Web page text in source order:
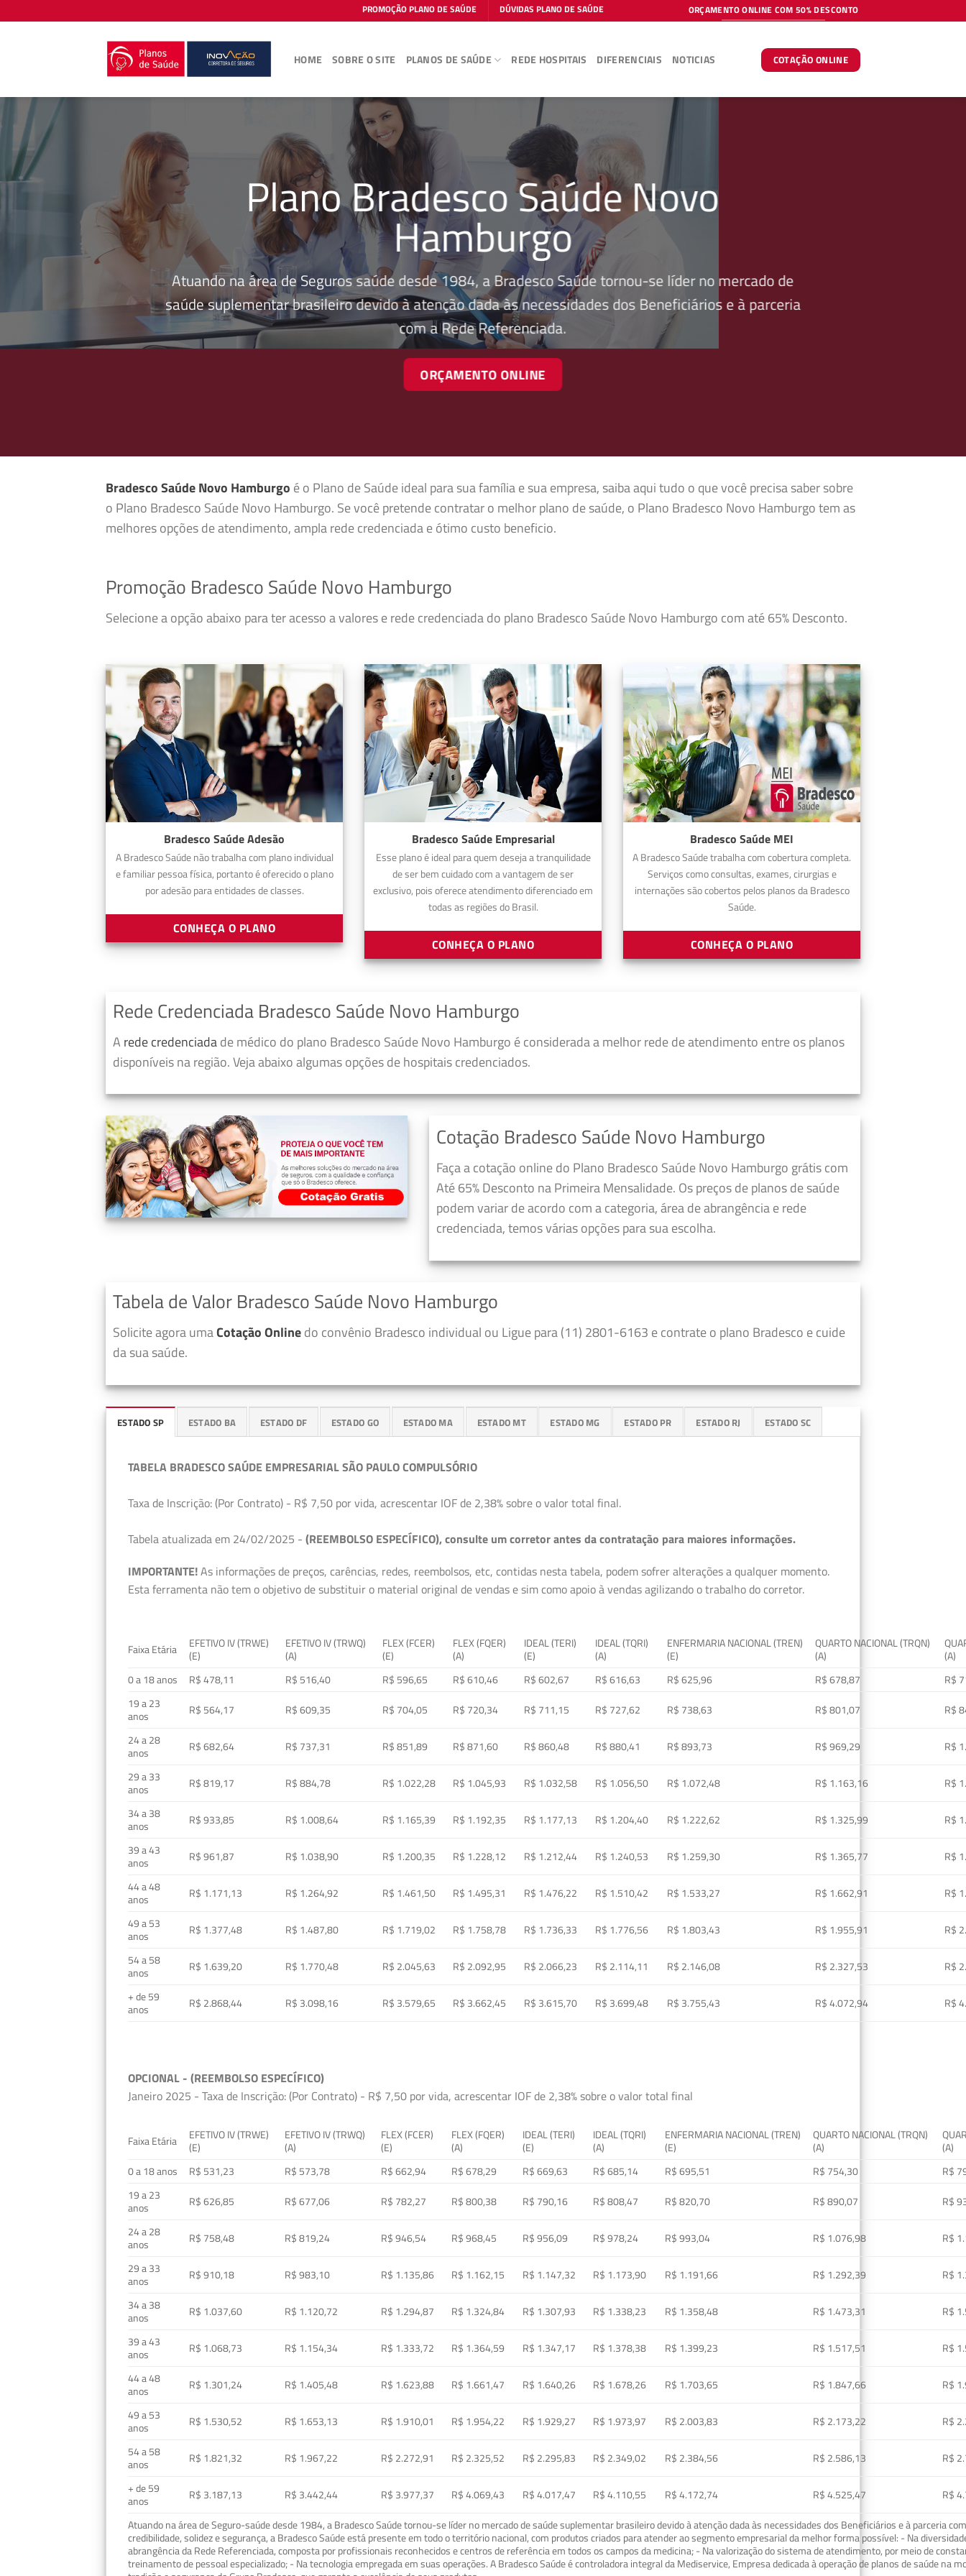
to
PROMOÇÃO PLANO DE SAÚDE DÚVIDAS PLANO DE SAÚDE ORÇAMENTO ONLINE COM 50% DESCONTO
HOME SOBRE O SITE PLANOS DE SAÚDE REDE HOSPITAIS DIFERENCIAIS NOTICIAS COTAÇÃO ONLINE
Plano Bradesco Saúde Novo
Hamburgo
Atuando na área de Seguros saúde desde 1984, a Bradesco Saúde tornou-se líder no mercado de
saúde suplementar brasileiro devido à atenção dada às necessidades dos Beneficiários e à parceria
com a Rede Referenciada.
ORÇAMENTO ONLINE
Bradesco Saúde Novo Hamburgo é o Plano de Saúde ideal para sua família e sua empresa, saiba aqui tudo o que você precisa saber sobre
o Plano Bradesco Saúde Novo Hamburgo. Se você pretende contratar o melhor plano de saúde, o Plano Bradesco Novo Hamburgo tem as
melhores opções de atendimento, ampla rede credenciada e ótimo custo beneficio.
Promoção Bradesco Saúde Novo Hamburgo
Selecione a opção abaixo para ter acesso a valores e rede credenciada do plano Bradesco Saúde Novo Hamburgo com até 65% Desconto.
Bradesco Saúde Adesão
A Bradesco Saúde não trabalha com plano individual
e familiar pessoa física, portanto é oferecido o plano
por adesão para entidades de classes.
CONHEÇA O PLANO
Bradesco Saúde Empresarial
Esse plano é ideal para quem deseja a tranquilidade
de ser bem cuidado com a vantagem de ser
exclusivo, pois oferece atendimento diferenciado em
todas as regiões do Brasil.
CONHEÇA O PLANO
Bradesco Saúde MEI
A Bradesco Saúde trabalha com cobertura completa.
Serviços como consultas, exames, cirurgias e
internações são cobertos pelos planos da Bradesco
Saúde.
CONHEÇA O PLANO
Rede Credenciada Bradesco Saúde Novo Hamburgo
A rede credenciadade médico do plano Bradesco Saúde Novo Hamburgo é considerada a melhor rede de atendimento entre os planos
disponíveis na região. Veja abaixo algumas opções de hospitais credenciados.
Cotação Bradesco Saúde Novo Hamburgo
Faça a cotação online do Plano Bradesco Saúde Novo Hamburgo grátis com
Até 65% Desconto na Primeira Mensalidade. Os preços de planos de saúde
podem variar de acordo com a categoria, área de abrangência e rede
credenciada, temos várias opções para sua escolha.
Tabela de Valor Bradesco Saúde Novo Hamburgo
Solicite agora umaCotação Onlinedo convênio Bradesco individual ou Ligue para (11) 2801-6163 e contrate o plano Bradesco e cuide
da sua saúde.
ESTADO SP ESTADO BA ESTADO DF ESTADO GO ESTADO MA ESTADO MT ESTADO MG ESTADO PR ESTADO RJ ESTADO SC
TABELA BRADESCO SAÚDE EMPRESARIAL SÃO PAULO COMPULSÓRIO
Taxa de Inscrição: (Por Contrato) - R$ 7,50 por vida, acrescentar IOF de 2,38% sobre o valor total final.
Tabela atualizada em 24/02/2025 - (REEMBOLSO ESPECÍFICO), consulte um corretor antes da contratação para maiores informações.
IMPORTANTE!As informações de preços, carências, redes, reembolsos, etc, contidas nesta tabela, podem sofrer alterações a qualquer momento.
Esta ferramenta não tem o objetivo de substituir o material original de vendas e sim como apoio à vendas agilizando o trabalho do corretor.
Faixa Etária
EFETIVO IV (TRWE)
(E)
EFETIVO IV (TRWQ)
(A)
FLEX (FCER)
(E)
FLEX (FQER)
(A)
IDEAL (TERI)
(E)
IDEAL (TQRI)
(A)
ENFERMARIA NACIONAL (TREN)
(E)
QUARTO NACIONAL (TRQN)
(A)
(A)
0 a 18 anos
R$ 478,11 R$ 516,40 R$ 596,65 R$ 610,46 R$ 602,67 R$ 616,63 R$ 625,96 R$ 678,87
R$
19 a 23
anos
R$ 564,17 R$ 609,35 R$ 704,05 R$ 720,34 R$ 711,15 R$ 727,62 R$ 738,63 R$ 801,07
R$
24 a 28
anos
R$ 682,64 R$ 737,31 R$ 851,89 R$ 871,60 R$ 860,48 R$ 880,41 R$ 893,73 R$ 969,29
R$
29 a 33
anos
R$ 819,17 R$ 884,78 R$ 1.022,28 R$ 1.045,93 R$ 1.032,58 R$ 1.056,50 R$ 1.072,48 R$ 1.163,16
R$
34 a 38
anos
R$ 933,85 R$ 1.008,64 R$ 1.165,39 R$ 1.192,35 R$ 1.177,13 R$ 1.204,40 R$ 1.222,62 R$ 1.325,99
R$
39 a 43
anos
R$ 961,87 R$ 1.038,90 R$ 1.200,35 R$ 1.228,12 R$ 1.212,44 R$ 1.240,53 R$ 1.259,30 R$ 1.365,77
R$
44 a 48
anos
R$ 1.171,13 R$ 1.264,92 R$ 1.461,50 R$ 1.495,31 R$ 1.476,22 R$ 1.510,42 R$ 1.533,27 R$ 1.662,91
R$
49 a 53
anos
R$ 1.377,48 R$ 1.487,80 R$ 1.719,02 R$ 1.758,78 R$ 1.736,33 R$ 1.776,56 R$ 1.803,43 R$ 1.955,91
R$
54 a 58
anos
R$ 1.639,20 R$ 1.770,48 R$ 2.045,63 R$ 2.092,95 R$ 2.066,23 R$ 2.114,11 R$ 2.146,08 R$ 2.327,53
R$
+ de 59
anos
R$ 2.868,44 R$ 3.098,16 R$ 3.579,65 R$ 3.662,45 R$ 3.615,70 R$ 3.699,48 R$ 3.755,43 R$ 4.072,94 R$
OPCIONAL - (REEMBOLSO ESPECÍFICO)
Janeiro 2025 - Taxa de Inscrição: (Por Contrato) - R$ 7,50 por vida, acrescentar IOF de 2,38% sobre o valor total final
Faixa Etária
EFETIVO IV (TRWE)
(E)
EFETIVO IV (TRWQ)
(A)
FLEX (FCER)
(E)
FLEX (FQER)
(A)
IDEAL (TERI)
(E)
IDEAL (TQRI)
(A)
ENFERMARIA NACIONAL (TREN)
(E)
QUARTO NACIONAL (TRQN)
(A)
(A)
0 a 18 anos
R$ 531,23 R$ 573,78 R$ 662,94 R$ 678,29 R$ 669,63 R$ 685,14 R$ 695,51 R$ 754,30
R$
19 a 23
anos
R$ 626,85 R$ 677,06 R$ 782,27 R$ 800,38 R$ 790,16 R$ 808,47 R$ 820,70 R$ 890,07
R$
24 a 28
anos
R$ 758,48 R$ 819,24 R$ 946,54 R$ 968,45 R$ 956,09 R$ 978,24 R$ 993,04 R$ 1.076,98
R$
29 a 33
anos
R$ 910,18 R$ 983,10 R$ 1.135,86 R$ 1.162,15 R$ 1.147,32 R$ 1.173,90 R$ 1.191,66 R$ 1.292,39
R$
34 a 38
anos
R$ 1.037,60 R$ 1.120,72 R$ 1.294,87 R$ 1.324,84 R$ 1.307,93 R$ 1.338,23 R$ 1.358,48 R$ 1.473,31
R$
39 a 43
anos
R$ 1.068,73 R$ 1.154,34 R$ 1.333,72 R$ 1.364,59 R$ 1.347,17 R$ 1.378,38 R$ 1.399,23 R$ 1.517,51
R$
44 a 48
anos
R$ 1.301,24 R$ 1.405,48 R$ 1.623,88 R$ 1.661,47 R$ 1.640,26 R$ 1.678,26 R$ 1.703,65 R$ 1.847,66
R$
49 a 53
anos
R$ 1.530,52 R$ 1.653,13 R$ 1.910,01 R$ 1.954,22 R$ 1.929,27 R$ 1.973,97 R$ 2.003,83 R$ 2.173,22
R$
54 a 58
anos
R$ 1.821,32 R$ 1.967,22 R$ 2.272,91 R$ 2.325,52 R$ 2.295,83 R$ 2.349,02 R$ 2.384,56 R$ 2.586,13
R$
+ de 59
anos
R$ 3.187,13 R$ 3.442,44 R$ 3.977,37 R$ 4.069,43 R$ 4.017,47 R$ 4.110,55 R$ 4.172,74 R$ 4.525,47
R$
Atuando na área de Seguro-saúde desde 1984, a Bradesco Saúde tornou-se líder no mercado de saúde suplementar brasileiro devido à atenção dada às necessidades dos Beneficiários e à parceria
credibilidade, solidez e segurança, a Bradesco Saúde está presente em todo o território nacional, com produtos criados para atender ao segmento empresarial da melhor forma possível: - Na
abrangência da Rede Referenciada, composta por profissionais reconhecidos e centros de referência em todos os campos da medicina; - Na valorização do sistema de atendimento, por meio de
treinamento de pessoal especializado; - Na tecnologia empregada em suas operações. A Bradesco Saúde é controladora integral da Mediservice, Empresa dedicada à operação de planos de saúde na